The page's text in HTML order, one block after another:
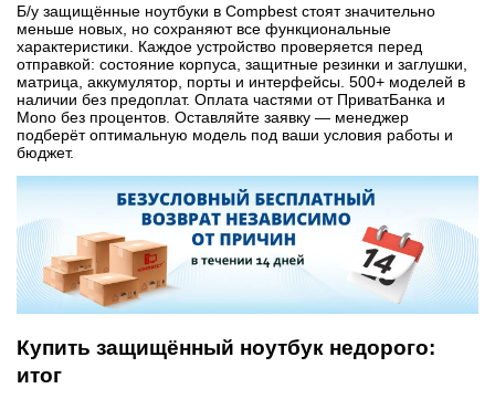
Б/у защищённые ноутбуки в Compbest стоят значительно
меньше новых, но сохраняют все функциональные
характеристики. Каждое устройство проверяется перед
отправкой: состояние корпуса, защитные резинки и заглушки,
матрица, аккумулятор, порты и интерфейсы. 500+ моделей в
наличии без предоплат. Оплата частями от ПриватБанка и
Mono без процентов. Оставляйте заявку — менеджер
подберёт оптимальную модель под ваши условия работы и
бюджет.
Купить защищённый ноутбук недорого:
итог